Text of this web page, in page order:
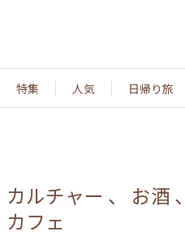
特集 人気 日帰り旅
カルチャー 、 お酒 、
カフェ